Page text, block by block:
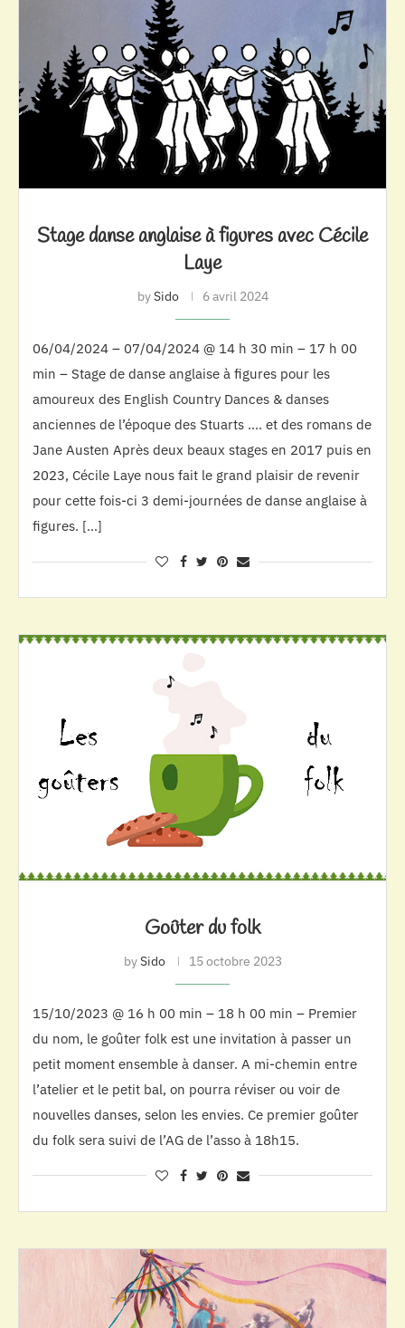
Stage danse anglaise à figures avec Cécile
Laye
bySido 6 avril 2024
06/04/2024 – 07/04/2024 @ 14 h 30 min – 17 h 00
min – Stage de danse anglaise à figures pour les
amoureux des English Country Dances & danses
anciennes de l’époque des Stuarts …. et des romans de
Jane Austen Après deux beaux stages en 2017 puis en
2023, Cécile Laye nous fait le grand plaisir de revenir
pour cette fois-ci 3 demi-journées de danse anglaise à
figures. […]
Goûter du folk
bySido 15 octobre 2023
15/10/2023 @ 16 h 00 min – 18 h 00 min – Premier
du nom, le goûter folk est une invitation à passer un
petit moment ensemble à danser. A mi-chemin entre
l’atelier et le petit bal, on pourra réviser ou voir de
nouvelles danses, selon les envies. Ce premier goûter
du folk sera suivi de l’AG de l’asso à 18h15.